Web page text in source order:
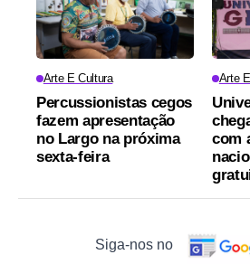
Arte E Cultura
Percussionistas cegos
fazem apresentação
no Largo na próxima
sexta-feira
Arte
com
Siga-nos no